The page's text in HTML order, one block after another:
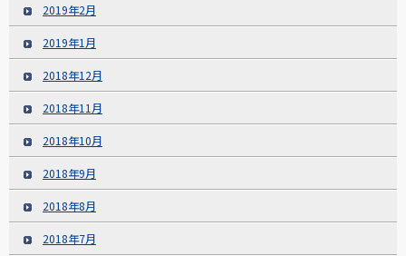
2019年2月
2019年1月
2018年12月
2018年11月
2018年10月
2018年9月
2018年8月
2018年7月